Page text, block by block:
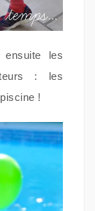
ensuite les
: les
!